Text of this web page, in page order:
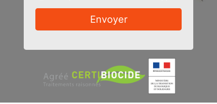
Envoyer